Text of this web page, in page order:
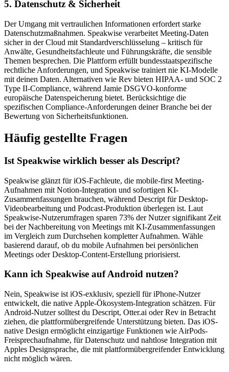
5. Datenschutz & Sicherheit
Der Umgang mit vertraulichen Informationen erfordert starke
Datenschutzmaßnahmen. Speakwise verarbeitet Meeting-Daten
sicher in der Cloud mit Standardverschlüsselung – kritisch für
Anwälte, Gesundheitsfachleute und Führungskräfte, die sensible
Themen besprechen. Die Plattform erfüllt bundesstaatspezifische
rechtliche Anforderungen, und Speakwise trainiert nie KI-Modelle
mit deinen Daten. Alternativen wie Rev bieten HIPAA- und SOC 2
Type II-Compliance, während Jamie DSGVO-konforme
europäische Datenspeicherung bietet. Berücksichtige die
spezifischen Compliance-Anforderungen deiner Branche bei der
Bewertung von Sicherheitsfunktionen.
Häufig gestellte Fragen
Ist Speakwise wirklich besser als Descript?
Speakwise glänzt für iOS-Fachleute, die mobile-first Meeting-
Aufnahmen mit Notion-Integration und sofortigen KI-
Zusammenfassungen brauchen, während Descript für Desktop-
Videobearbeitung und Podcast-Produktion überlegen ist. Laut
Speakwise-Nutzerumfragen sparen 73% der Nutzer signifikant Zeit
bei der Nachbereitung von Meetings mit KI-Zusammenfassungen
im Vergleich zum Durchsehen kompletter Aufnahmen. Wähle
basierend darauf, ob du mobile Aufnahmen bei persönlichen
Meetings oder Desktop-Content-Erstellung priorisierst.
Kann ich Speakwise auf Android nutzen?
Nein, Speakwise ist iOS-exklusiv, speziell für iPhone-Nutzer
entwickelt, die native Apple-Ökosystem-Integration schätzen. Für
Android-Nutzer solltest du Descript, Otter.ai oder Rev in Betracht
ziehen, die plattformübergreifende Unterstützung bieten. Das iOS-
native Design ermöglicht einzigartige Funktionen wie AirPods-
Freisprechaufnahme, für Datenschutz und nahtlose Integration mit
Apples Designsprache, die mit plattformübergreifender Entwicklung
nicht möglich wären.